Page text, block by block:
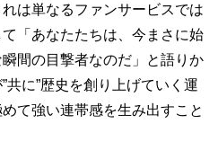
は単なるファンサービスでは
「あなたたちは、今まさに始
間の目撃者なのだ」と語りか
共に”歴史を創り上げていく運
て強い連帯感を生み出すこと